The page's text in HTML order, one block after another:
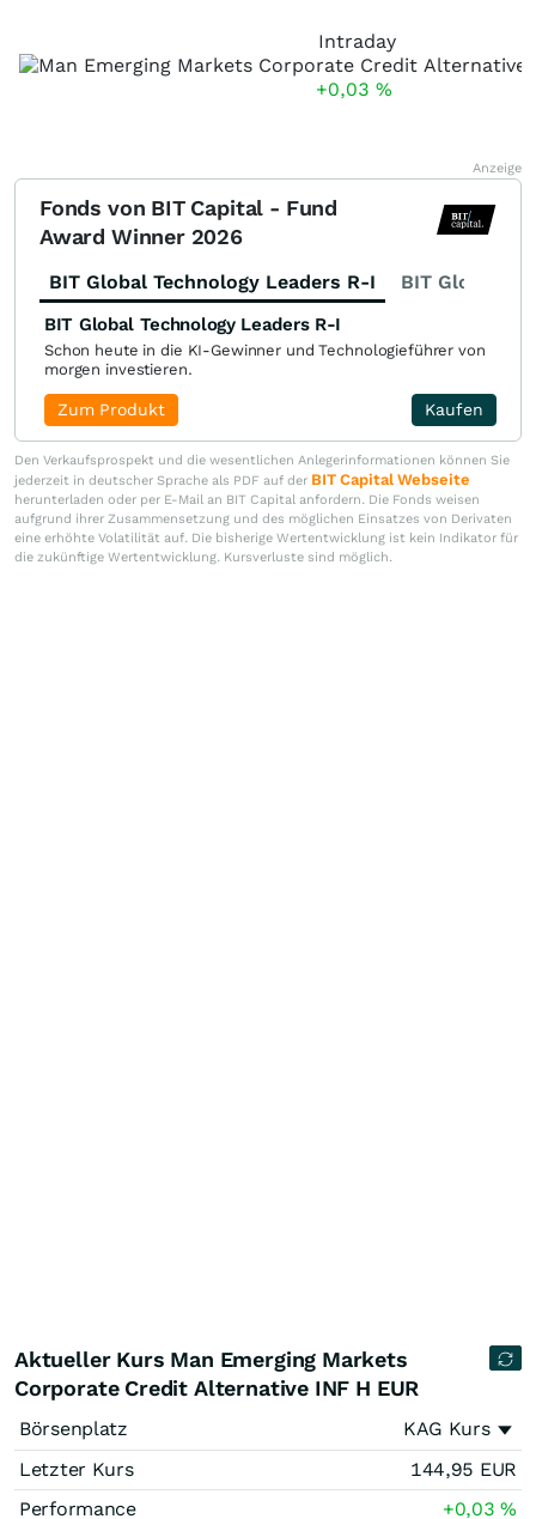
Intraday
+0,03 %
Anzeige
Fonds von BIT Capital - Fund
Award Winner 2026
BIT Global Technology Leaders R-I BIT Global
BIT Global Technology Leaders R-I
Schon heute in die KI-Gewinner und Technologieführer von
morgen investieren.
Kaufen
Zum Produkt
Den Verkaufsprospekt und die wesentlichen Anlegerinformationen können Sie
jederzeit in deutscher Sprache als PDF auf der BIT Capital Webseite
herunterladen oder per E-Mail an BIT Capital anfordern. Die Fonds weisen
aufgrund ihrer Zusammensetzung und des möglichen Einsatzes von Derivaten
eine erhöhte Volatilität auf. Die bisherige Wertentwicklung ist kein Indikator für
die zukünftige Wertentwicklung. Kursverluste sind möglich.
Aktueller Kurs Man Emerging Markets
Corporate Credit Alternative INF H EUR
Börsenplatz
KAG Kurs
Letzter Kurs
144,95 EUR
Performance
+0,03%